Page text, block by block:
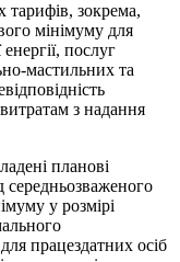
тарифів, зокрема,
мінімуму для
послуг
мастильних та
з надання
планові
середньозваженого
у розмірі
працездатних осіб